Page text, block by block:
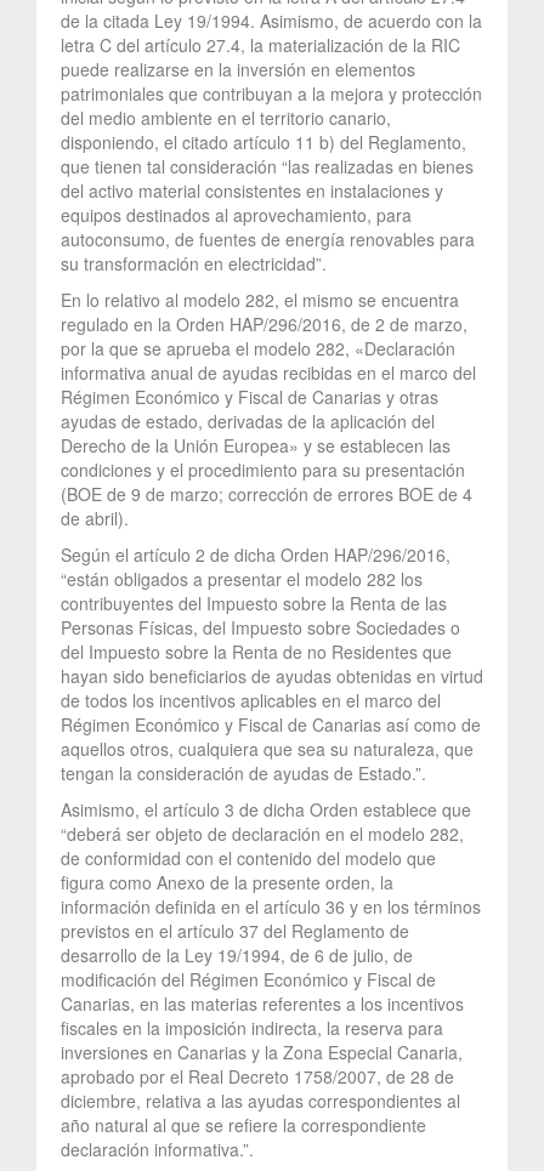
de la citada Ley 19/1994. Asimismo, de acuerdo con la
letra C del artículo 27.4, la materialización de la RIC
puede realizarse en la inversión en elementos
patrimoniales que contribuyan a la mejora y protección
del medio ambiente en el territorio canario,
disponiendo, el citado artículo 11 b) del Reglamento,
que tienen tal consideración “las realizadas en bienes
del activo material consistentes en instalaciones y
equipos destinados al aprovechamiento, para
autoconsumo, de fuentes de energía renovables para
su transformación en electricidad”.
En lo relativo al modelo 282, el mismo se encuentra
regulado en la Orden HAP/296/2016, de 2 de marzo,
por la que se aprueba el modelo 282, «Declaración
informativa anual de ayudas recibidas en el marco del
Régimen Económico y Fiscal de Canarias y otras
ayudas de estado, derivadas de la aplicación del
Derecho de la Unión Europea» y se establecen las
condiciones y el procedimiento para su presentación
(BOE de 9 de marzo; corrección de errores BOE de 4
de abril).
Según el artículo 2 de dicha Orden HAP/296/2016,
“están obligados a presentar el modelo 282 los
contribuyentes del Impuesto sobre la Renta de las
Personas Físicas, del Impuesto sobre Sociedades o
del Impuesto sobre la Renta de no Residentes que
hayan sido beneficiarios de ayudas obtenidas en virtud
de todos los incentivos aplicables en el marco del
Régimen Económico y Fiscal de Canarias así como de
aquellos otros, cualquiera que sea su naturaleza, que
tengan la consideración de ayudas de Estado.”.
Asimismo, el artículo 3 de dicha Orden establece que
“deberá ser objeto de declaración en el modelo 282,
de conformidad con el contenido del modelo que
figura como Anexo de la presente orden, la
información definida en el artículo 36 y en los términos
previstos en el artículo 37 del Reglamento de
desarrollo de la Ley 19/1994, de 6 de julio, de
modificación del Régimen Económico y Fiscal de
Canarias, en las materias referentes a los incentivos
fiscales en la imposición indirecta, la reserva para
inversiones en Canarias y la Zona Especial Canaria,
aprobado por el Real Decreto 1758/2007, de 28 de
diciembre, relativa a las ayudas correspondientes al
año natural al que se refiere la correspondiente
declaración informativa.”.